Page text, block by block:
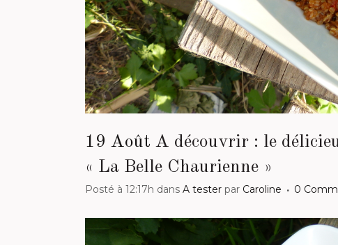
19 Août A découvrir : le
« La Belle Chaurienne »
Posté à 12:17h dans A tester par Caroline 0